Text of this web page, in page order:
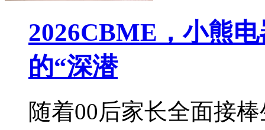
2026CBME，小熊
的“深潜
随着00后家长全面接